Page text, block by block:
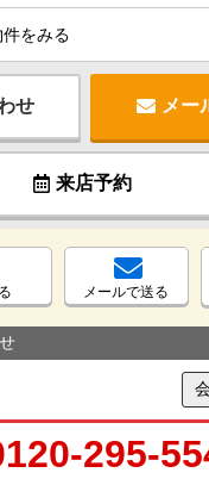
をみる
せ メー
来店予約
メールで送る
295-